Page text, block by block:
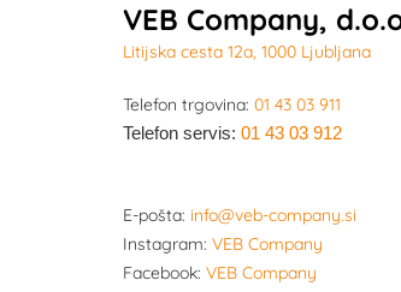
VEB Company,
Litijska cesta 12a, 1000 Ljubljana
Telefon trgovina: 01 43 03 911
Telefon servis: 01 43 03 912
E-pošta: info@veb-company.si
Instagram: VEB Company
Facebook: VEB Company